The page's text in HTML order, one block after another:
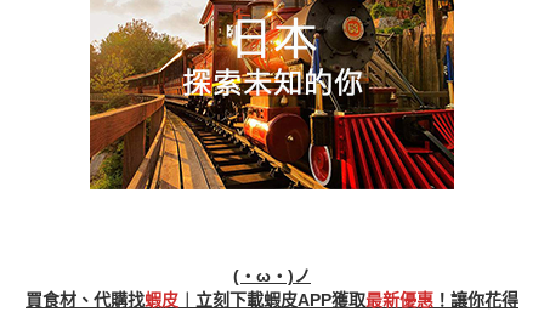
(・ω・)ノ
買食材、代購找蝦皮 ︱立刻下載蝦皮APP獲取最新優惠 ！讓你花得